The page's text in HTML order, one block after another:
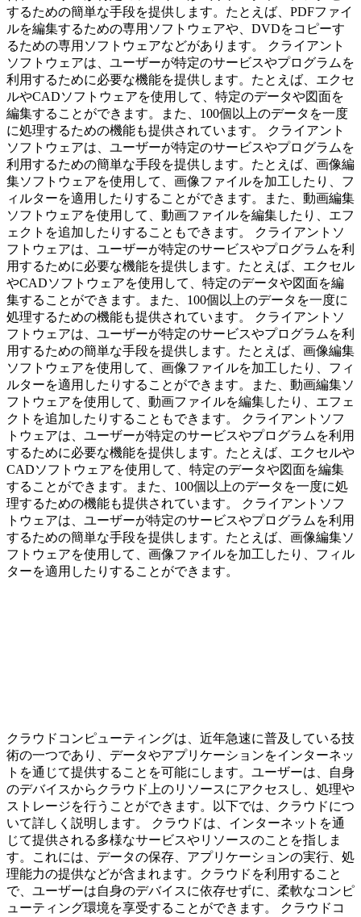
するための簡単な手段を提供します。たとえば、PDFファイ
ルを編集するための専用ソフトウェアや、DVDをコピーす
るための専用ソフトウェアなどがあります。 クライアント
ソフトウェアは、ユーザーが特定のサービスやプログラムを
利用するために必要な機能を提供します。たとえば、エクセ
ルやCADソフトウェアを使用して、特定のデータや図面を
編集することができます。また、100個以上のデータを一度
に処理するための機能も提供されています。 クライアント
ソフトウェアは、ユーザーが特定のサービスやプログラムを
利用するための簡単な手段を提供します。たとえば、画像編
集ソフトウェアを使用して、画像ファイルを加工したり、フ
ィルターを適用したりすることができます。また、動画編集
ソフトウェアを使用して、動画ファイルを編集したり、エフ
ェクトを追加したりすることもできます。 クライアントソ
フトウェアは、ユーザーが特定のサービスやプログラムを利
用するために必要な機能を提供します。たとえば、エクセル
やCADソフトウェアを使用して、特定のデータや図面を編
集することができます。また、100個以上のデータを一度に
処理するための機能も提供されています。 クライアントソ
フトウェアは、ユーザーが特定のサービスやプログラムを利
用するための簡単な手段を提供します。たとえば、画像編集
ソフトウェアを使用して、画像ファイルを加工したり、フィ
ルターを適用したりすることができます。また、動画編集ソ
フトウェアを使用して、動画ファイルを編集したり、エフェ
クトを追加したりすることもできます。 クライアントソフ
トウェアは、ユーザーが特定のサービスやプログラムを利用
するために必要な機能を提供します。たとえば、エクセルや
CADソフトウェアを使用して、特定のデータや図面を編集
することができます。また、100個以上のデータを一度に処
理するための機能も提供されています。 クライアントソフ
トウェアは、ユーザーが特定のサービスやプログラムを利用
するための簡単な手段を提供します。たとえば、画像編集ソ
フトウェアを使用して、画像ファイルを加工したり、フィル
ターを適用したりすることができます。
クラウドコンピューティングは、近年急速に普及している技
術の一つであり、データやアプリケーションをインターネッ
トを通じて提供することを可能にします。ユーザーは、自身
のデバイスからクラウド上のリソースにアクセスし、処理や
ストレージを行うことができます。以下では、クラウドにつ
いて詳しく説明します。 クラウドは、インターネットを通
じて提供される多様なサービスやリソースのことを指しま
す。これには、データの保存、アプリケーションの実行、処
理能力の提供などが含まれます。クラウドを利用すること
で、ユーザーは自身のデバイスに依存せずに、柔軟なコンピ
ューティング環境を享受することができます。 クラウドコ